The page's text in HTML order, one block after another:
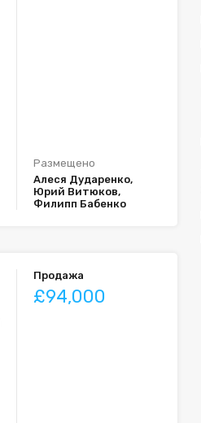
Размещено
Алеся Дударенко,
Юрий Витюков,
Филипп Бабенко
Продажа
£94,000